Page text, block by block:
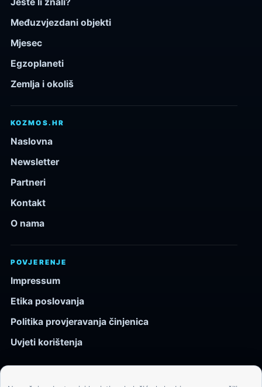
Međuzvjezdani objekti
Mjesec
Egzoplaneti
Zemlja i okoliš
KOZMOS.HR
Naslovna
Newsletter
Partneri
Kontakt
O nama
POVJERENJE
Impressum
Etika poslovanja
Politika provjeravanja činjenica
Uvjeti korištenja